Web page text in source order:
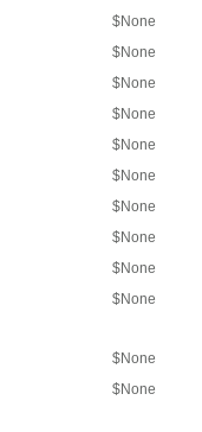
$None
$None
$None
$None
$None
$None
$None
$None
$None
$None
$None
$None